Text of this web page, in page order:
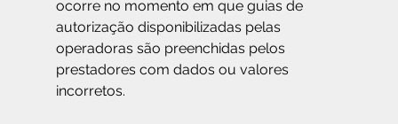
ocorre no momento em que guias de
autorização disponibilizadas pelas
operadoras são preenchidas pelos
prestadores com dados ou valores
incorretos.